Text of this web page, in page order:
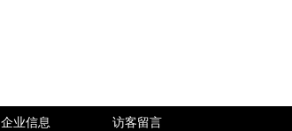
企业信息 访客留言